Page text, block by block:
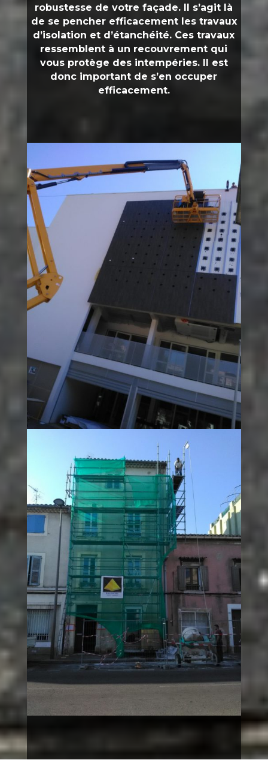
robustesse de votre façade. Il s’agit là
de se pencher efficacement les travaux
d’isolation et d’étanchéité. Ces travaux
ressemblent à un recouvrement qui
vous protège des intempéries. Il est
donc important de s’en occuper
efficacement.